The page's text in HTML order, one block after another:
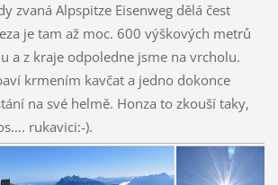
zvaná Alpspitze Eisenweg dělá čest
je tam až moc. 600 výškových metrů
a z kraje odpoledne jsme na vrcholu.
krmením kavčat a jedno dokonce
na své helmě. Honza to zkouší taky,
rukavici:-).